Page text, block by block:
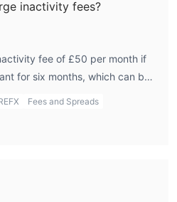
หนักถึงสถานะการกำกับดูแลของ
แผนการจ่ายผลตอบแทนแก่ลูกค้า
รดำเนินงานของโบรกเกอร์ ในขณะ
บัติและบริการที่น่าดึงดูดใจ นักเทรด
มเสี่ยงที่เกี่ยวข้องในการจัดการกับ
inactivity fees?
fee of £50 per month if
for six months, which can be
not trade regularly. In my
active or risk losing funds.
fees discourage long-term,
Fees and Spreads